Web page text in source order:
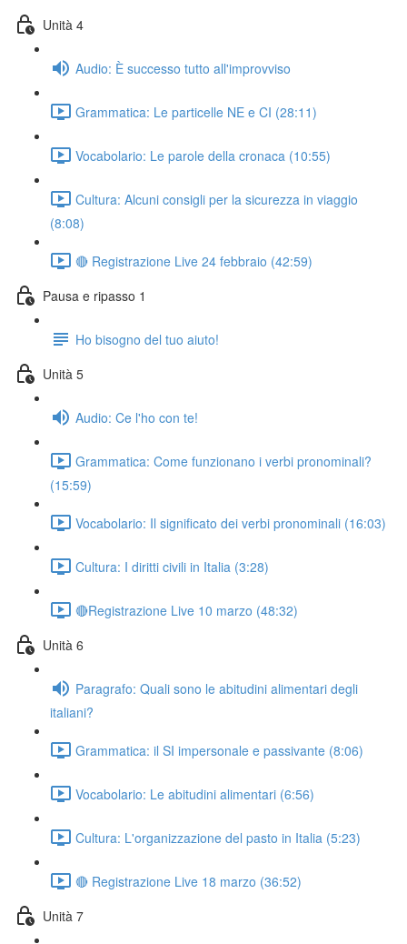
Unità 4
Audio: È successo tutto all'improvviso
Grammatica: Le particelle NE e CI (28:11)
Vocabolario: Le parole della cronaca (10:55)
Cultura: Alcuni consigli per la sicurezza in viaggio
(8:08)
🔴 Registrazione Live 24 febbraio (42:59)
Pausa e ripasso 1
Ho bisogno del tuo aiuto!
Unità 5
Audio: Ce l'ho con te!
Grammatica: Come funzionano i verbi pronominali?
(15:59)
Vocabolario: Il significato dei verbi pronominali (16:03)
Cultura: I diritti civili in Italia (3:28)
🔴Registrazione Live 10 marzo (48:32)
Unità 6
Paragrafo: Quali sono le abitudini alimentari degli
italiani?
Grammatica: il SI impersonale e passivante (8:06)
Vocabolario: Le abitudini alimentari (6:56)
Cultura: L'organizzazione del pasto in Italia (5:23)
🔴 Registrazione Live 18 marzo (36:52)
Unità 7